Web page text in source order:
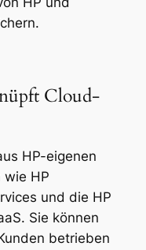
Cloud-
HP-eigenen
wie HP
und die HP
Sie können
betrieben